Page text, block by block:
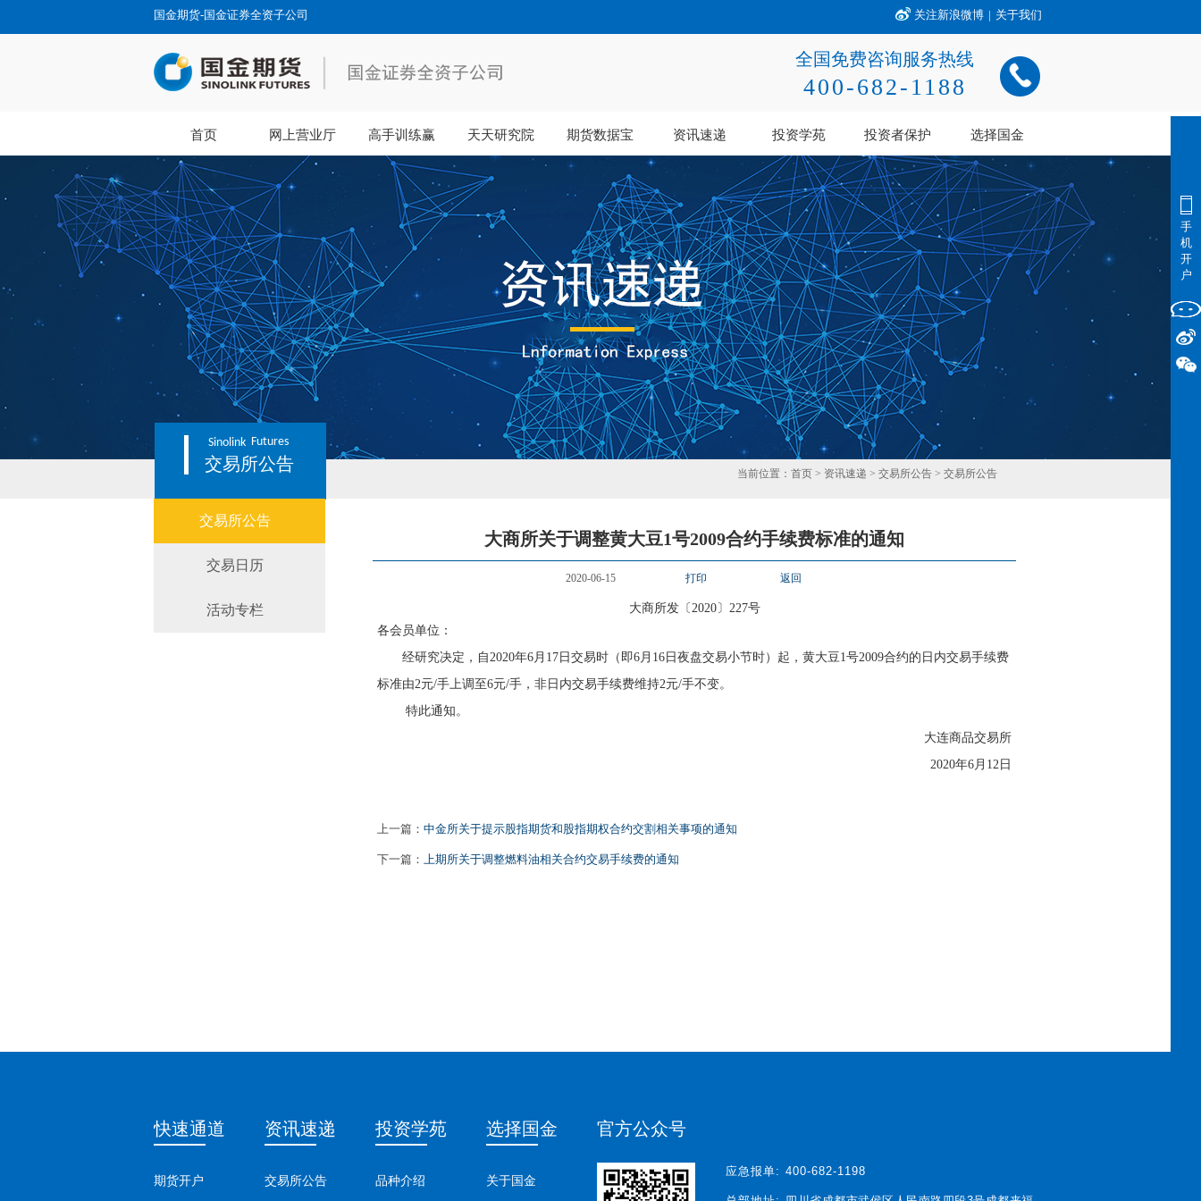
国金期货-国金证券全资子公司 关注新浪微博 | 关于我们
全国免费咨询服务热线
400-682-1188
首页 网上营业厅 高手训练赢 天天研究院 期货数据宝 资讯速递 投资学苑 投资者保护 选择国金
Sinolink Futures
交易所公告 当前位置： 首页 > 资讯速递 > 交易所公告 > 交易所公告
交易所公告
交易日历
活动专栏
大商所关于调整黄大豆1号2009合约手续费标准的通知
2020-06-15 打印 返回
大商所发〔2020〕227号
各会员单位：
经研究决定，自2020年6月17日交易时（即6月16日夜盘交易小节时）起，黄大豆1号2009合约的日内交易手续费
标准由2元/手上调至6元/手，非日内交易手续费维持2元/手不变。
特此通知。
大连商品交易所
2020年6月12日
上一篇： 中金所关于提示股指期货和股指期权合约交割相关事项的通知
下一篇： 上期所关于调整燃料油相关合约交易手续费的通知
快速通道
期货开户
资讯速递
交易所公告
投资学苑
品种介绍
选择国金
关于国金
官方公众号
应急报单: 400-682-1198
手
机
开
户